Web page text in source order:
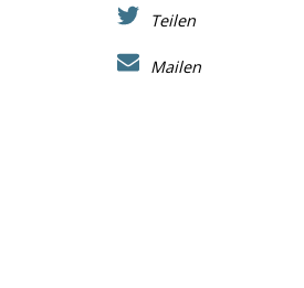
Teilen
Mailen